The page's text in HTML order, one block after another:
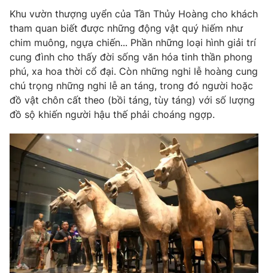
Ðiện thoại Thời báo VTV:024.66 897 897
Email: toasoan@vtv.vn
Liên hệ quảng cáo:024-7300.7108
® Cấm sao chép dưới mọi hình thức nếu không có sự chấp
thuận bằng văn bản. Ghi rõ nguồn VTV.vn khi phát hành lại
thông tin từ website này.
Khu vườn thượng uyển của Tần Thủy Hoàng cho khách
tham quan biết được những động vật quý hiếm như
chim muông, ngựa chiến... Phần những loại hình giải trí
cung đình cho thấy đời sống văn hóa tinh thần phong
phú, xa hoa thời cổ đại. Còn những nghi lễ hoàng cung
chú trọng những nghi lễ an táng, trong đó người hoặc
đồ vật chôn cất theo (bồi táng, tùy táng) với số lượng
đồ sộ khiến người hậu thế phải choáng ngợp.